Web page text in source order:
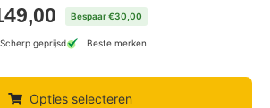
Bespaar €30,00
Scherp geprijsd Beste merken
Opties selecteren